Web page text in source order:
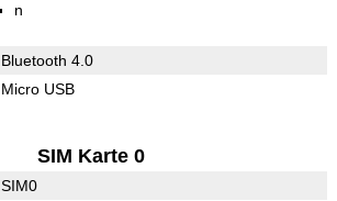
n
Bluetooth 4.0
Micro USB
SIM Karte 0
SIM0